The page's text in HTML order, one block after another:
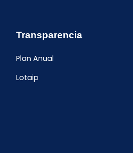
Transparencia
Plan Anual
Lotaip